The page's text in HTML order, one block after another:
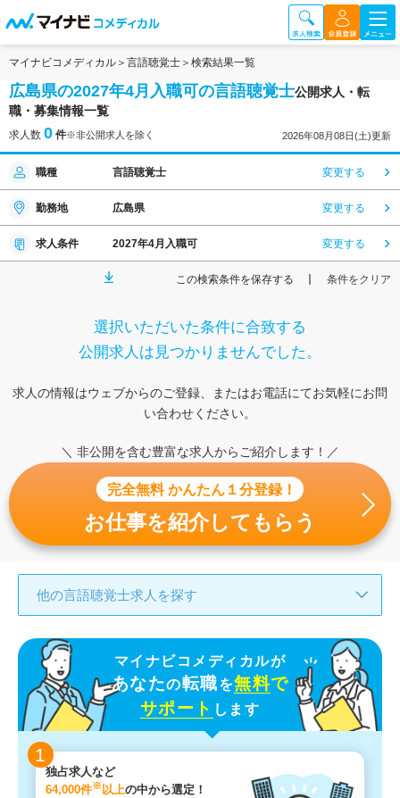
マイナビコメディカル 言語聴覚士 検索結果一覧
広島県の2027年4月入職可の言語聴覚士公開求人・転
職・募集情報一覧
求人数 0 件※非公開求人を除く 2026年08月08日(土)更新
職種 言語聴覚士 変更する
勤務地 広島県 変更する
求人条件 2027年4月入職可 変更する
この検索条件を保存する 条件をクリア
選択いただいた条件に合致する
公開求人は見つかりませんでした。
求人の情報はウェブからのご登録、またはお電話にてお気軽にお問
い合わせください。
＼ 非公開を含む豊富な求人からご紹介します！／
完全無料 かんたん１分登録！
お仕事を紹介してもらう
他の言語聴覚士求人を探す
マイナビコメディカルが
あなたの転職を無料で
サポート します
1
独占求人など
64,000件※以上の中から選定！